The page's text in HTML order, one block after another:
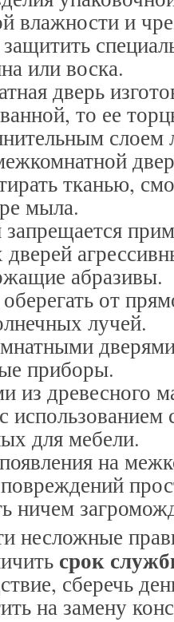
влажности и
или воска.
дверь
то ее
слоем
тканью,
мыла.
абразивы.
от
лучей.
приборы.
из древесного
использованием
для мебели.
на
ничем
несложные
срок
сберечь
на замену